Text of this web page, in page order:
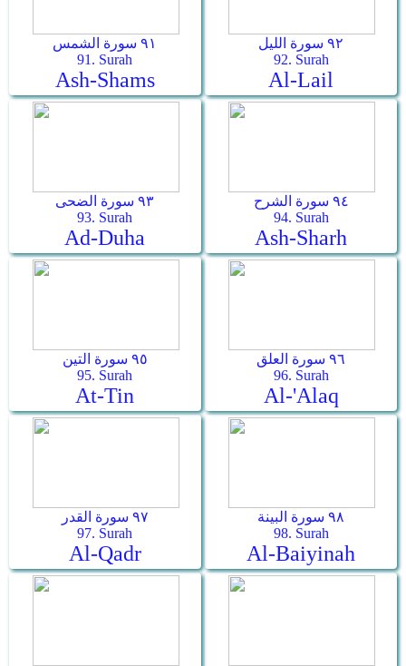
٩١ سورة الشمس
91. Surah
Ash-Shams
٩٢ سورة الليل
92. Surah
Al-Lail
٩٣ سورة الضحى
93. Surah
Ad-Duha
٩٤ سورة الشرح
94. Surah
Ash-Sharh
٩٥ سورة التين
95. Surah
At-Tin
٩٦ سورة العلق
96. Surah
Al-'Alaq
٩٧ سورة القدر
97. Surah
Al-Qadr
٩٨ سورة البينة
98. Surah
Al-Baiyinah